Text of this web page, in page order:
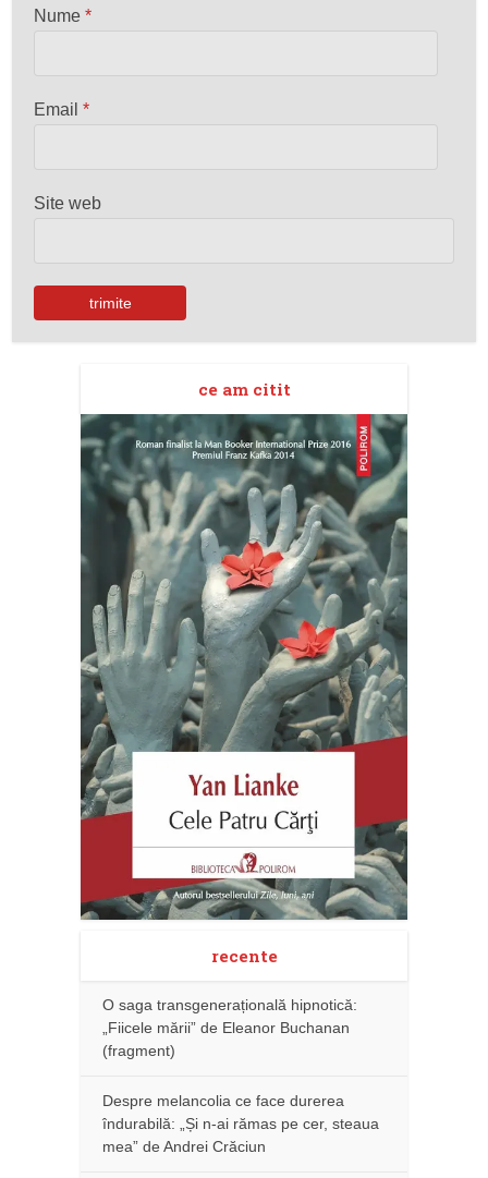
Nume*
Email*
Site web
ce am citit
recente
O saga transgenerațională hipnotică:
„Fiicele mării” de Eleanor Buchanan
(fragment)
Despre melancolia ce face durerea
îndurabilă: „Și n-ai rămas pe cer, steaua
mea” de Andrei Crăciun